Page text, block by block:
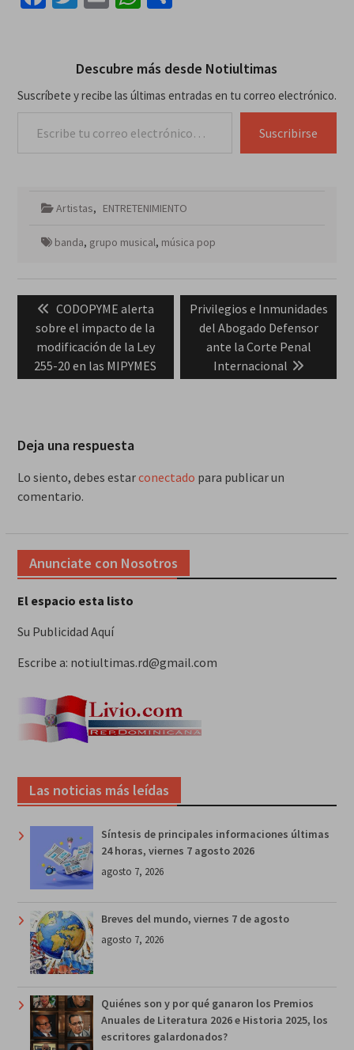
Descubre más desde Notiultimas
Suscríbete y recibe las últimas entradas en tu correo electrónico.
Suscribirse
Artistas, ENTRETENIMIENTO
banda, grupo musical, música pop
Navegación
entradas
Previous
post:
CODOPYME alerta
sobre el impacto de la
modificación de la Ley
255-20 en las MIPYMES
Next
post:
Privilegios e Inmunidades
del Abogado Defensor
ante la Corte Penal
Internacional
Deja una respuesta
Lo siento, debes estarconectado para publicar un
comentario.
Anunciate con Nosotros
El espacio esta listo
Su Publicidad Aquí
Escribe a: notiultimas.rd@gmail.com
Las noticias más leídas
Síntesis de principales informaciones últimas
24 horas, viernes 7 agosto 2026
agosto 7, 2026
Breves del mundo, viernes 7 de agosto
agosto 7, 2026
Quiénes son y por qué ganaron los Premios
Anuales de Literatura 2026 e Historia 2025, los
escritores galardonados?